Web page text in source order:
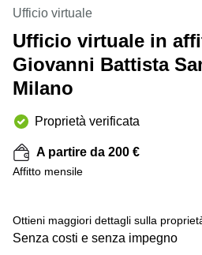
Brescia
Pescara
Verona
Catania
Bologna
Bergamo
Como
affitto a
Pescara
Coworking
Lombardy
center
Toscana
Business
center
center
Roma
Ufficio virtuale
Ufficio virtuale in
Giovanni Battista
Milano
Proprietà verificata
A partire da 200 €
Affitto mensile
Ottieni maggiori dettagli sulla
Senza costi e senza impegno